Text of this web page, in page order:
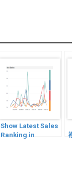
Show Latest Sales
Ranking in
複